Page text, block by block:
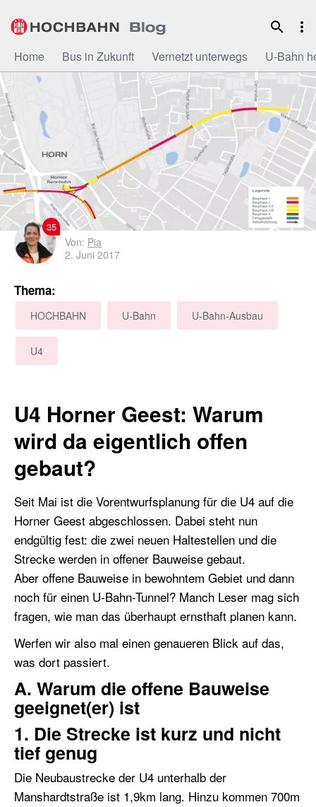
Inhalt
Home Bus in Zukunft Vernetzt unterwegs U-Bahn
35
Von: Pia
2. Juni 2017
Thema:
HOCHBAHN U-Bahn U-Bahn-Ausbau
U4
U4 Horner Geest: Warum
wird da eigentlich offen
gebaut?
Seit Mai ist die Vorentwurfsplanung für die U4 auf die
Horner Geest abgeschlossen. Dabei steht nun
endgültig fest: die zwei neuen Haltestellen und die
Strecke werden in offener Bauweise gebaut.
Aber offene Bauweise in bewohntem Gebiet und dann
noch für einen U-Bahn-Tunnel? Manch Leser mag sich
fragen, wie man das überhaupt ernsthaft planen kann.
Werfen wir also mal einen genaueren Blick auf das,
was dort passiert.
A. Warum die offene Bauweise
geeignet(er) ist
1. Die Strecke ist kurz und nicht
tief genug
Die Neubaustrecke der U4 unterhalb der
Manshardtstraße ist 1,9km lang. Hinzu kommen 700m